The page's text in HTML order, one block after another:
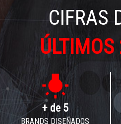
CIFRAS
wb_incandescent
+ de 5
BRANDS DISEÑADOS